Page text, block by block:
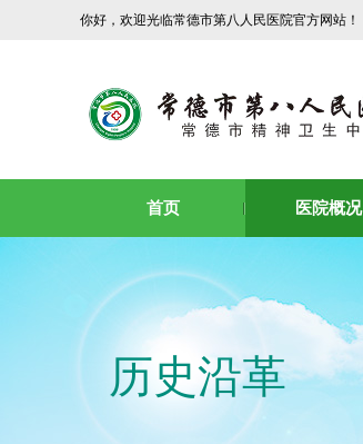
你好，欢迎光临常德市第八人民医院官方网站！
首页 医院概况
历史沿革